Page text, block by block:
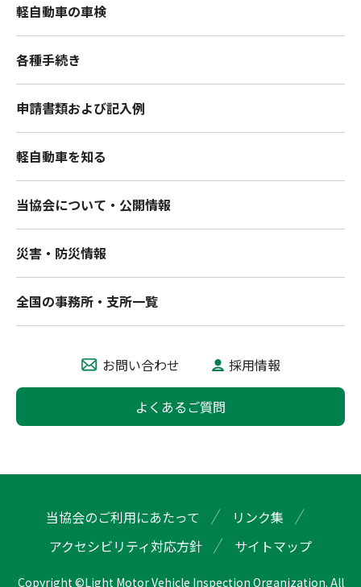
軽自動車の車検
各種手続き
申請書類および記入例
軽自動車を知る
当協会について・公開情報
災害・防災情報
全国の事務所・支所一覧
お問い合わせ 採用情報
よくあるご質問
当協会のご利用にあたって
リンク集
アクセシビリティ対応方針
サイトマップ
Copyright ©Light Motor Vehicle Inspection Organization. All